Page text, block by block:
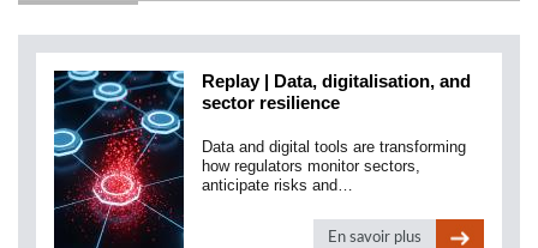
Replay | Data, digitalisation, and
sector resilience
Data and digital tools are transforming
how regulators monitor sectors,
anticipate risks and…
En savoir plus